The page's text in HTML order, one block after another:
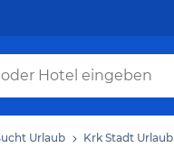
Urlaub Krk Stadt Urlaub